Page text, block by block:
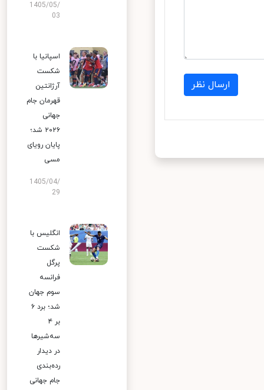
ارسال نظر
1405/05/
03
اسپانیا با
شکست
آرژانتین
قهرمان جام
جهانی
۲۰۲۶ شد؛
پایان رویای
مسی
1405/04/
29
انگلیس با
شکست
پرگل
فرانسه
سوم جهان
شد؛ برد ۶
بر ۴
سه‌شیرها
در دیدار
رده‌بندی
جام جهانی